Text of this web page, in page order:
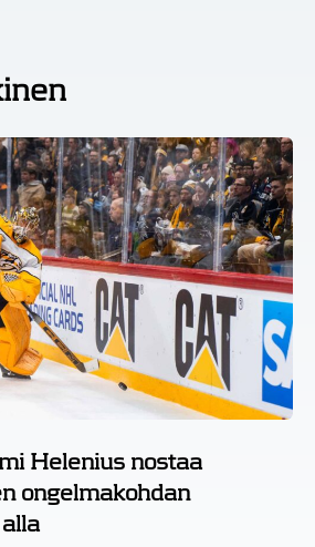
Helenius nostaa
ongelmakohdan